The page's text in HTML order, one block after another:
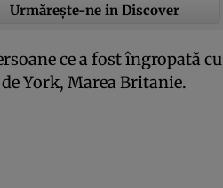
Urmărește-ne in Discover
ce a fost îngropată cu
York, Marea Britanie.